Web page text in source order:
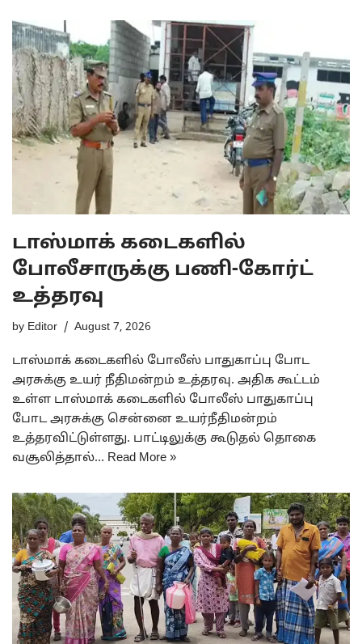
டாஸ்மாக் கடைகளில்
போலீசாருக்கு பணி-கோர்ட்
உத்தரவு
by Editor August 7, 2026
டாஸ்மாக் கடைகளில் போலீஸ் பாதுகாப்பு போட
அரசுக்கு உயர் நீதிமன்றம் உத்தரவு. அதிக கூட்டம்
உள்ள டாஸ்மாக் கடைகளில் போலீஸ் பாதுகாப்பு
போட அரசுக்கு சென்னை உயர்நீதிமன்றம்
உத்தரவிட்டுள்ளது. பாட்டிலுக்கு கூடுதல் தொகை
வசூலித்தால்… Read More »